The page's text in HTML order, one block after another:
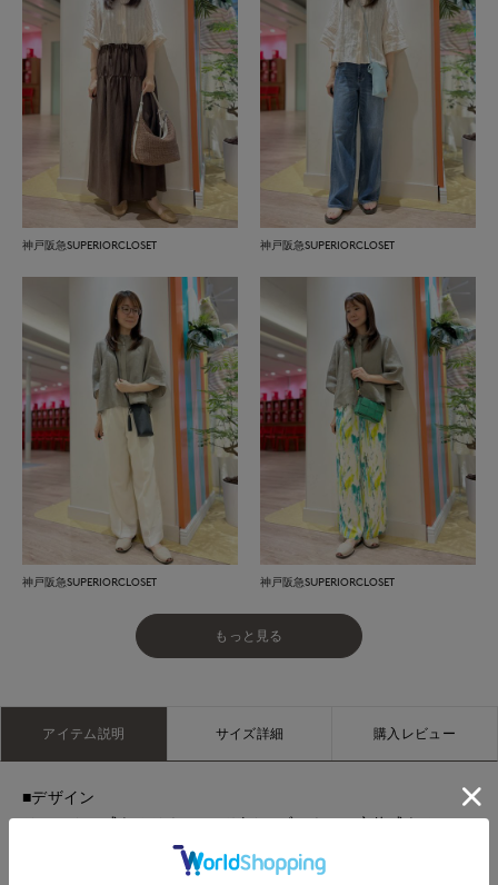
神戸阪急SUPERIORCLOSET 神戸阪急SUPERIORCLOSET
神戸阪急SUPERIORCLOSET 神戸阪急SUPERIORCLOSET
もっと見る
アイテム説明 サイズ詳細 購入レビュー
■デザイン
リラックス感あるリネンのデザインブラウス。立体感あるシル
エットに程よいボリューム感で動きを出した袖がポイント。気
になる二の腕もカバーでき、肌離れが良く、暑い夏まで着られ